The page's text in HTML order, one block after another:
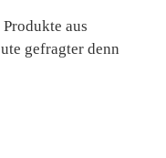
aus
gefragter denn